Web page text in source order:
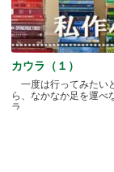
カウラ（１）
一度は行ってみたい
ら、なかなか足を運べ
ラ.....